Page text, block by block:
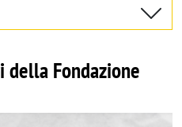
della Fondazione